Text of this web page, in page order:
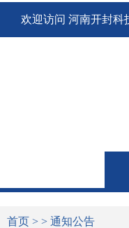
欢迎访问 河南开封科
首页 > > 通知公告